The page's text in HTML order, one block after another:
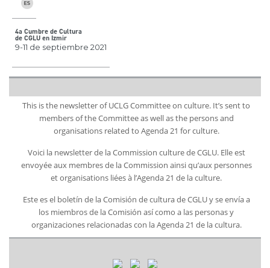
4a Cumbre de Cultura
de CGLU en Izmir
9-11 de septiembre 2021
This is the newsletter of UCLG Committee on culture. It’s sent to
members of the Committee as well as the persons and
organisations related to Agenda 21 for culture.
Voici la newsletter de la Commission culture de CGLU. Elle est
envoyée aux membres de la Commission ainsi qu’aux personnes
et organisations liées à l’Agenda 21 de la culture.
Este es el boletín de la Comisión de cultura de CGLU y se envía a
los miembros de la Comisión así como a las personas y
organizaciones relacionadas con la Agenda 21 de la cultura.